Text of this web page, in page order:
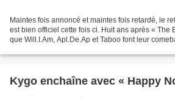
Maintes fois annoncé et maintes fois retardé, le
est bien officiel cette fois ci. Huit ans après « The
que Will.I.Am, Apl.De.Ap et Taboo font leur
Kygo enchaîne avec « Happy